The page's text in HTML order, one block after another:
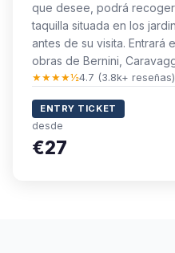
que desee, podrá
taquilla situada en los
antes de su visita. Entrará
obras de Bernini,
★★★★½4.7 (3.8k+ reseñas)
ENTRY TICKET
desde
€27